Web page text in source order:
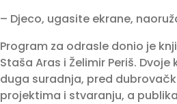
– Djeco, ugasite ekrane,
Program za odrasle donio je
Staša Aras i Želimir Periš.
duga suradnja, pred
projektima i stvaranju, a